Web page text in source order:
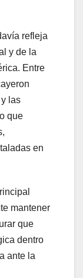
refleja
y de la
Entre
las
que
en
mantener
que
dentro
ante la